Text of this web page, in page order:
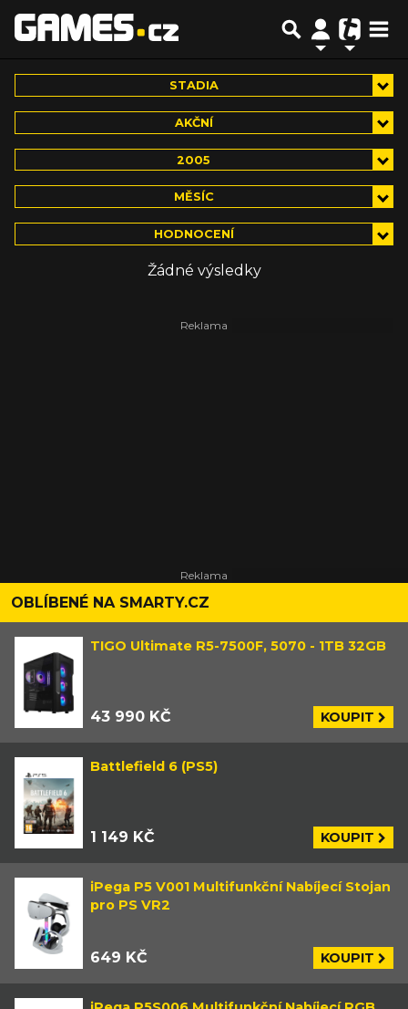
STADIA
AKČNÍ
2005
MĚSÍC
HODNOCENÍ
Žádné výsledky
OBLÍBENÉ NA SMARTY.CZ
TIGO Ultimate R5-7500F, 5070 - 1TB 32GB
43 990 KČ KOUPIT
Battlefield 6 (PS5)
1 149 KČ KOUPIT
iPega P5 V001 Multifunkční Nabíjecí Stojan
pro PS VR2
649 KČ KOUPIT